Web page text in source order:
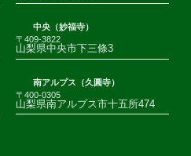
中央（妙福寺）
〒409-3822
山梨県中央市下三條3
南アルプス（久圓寺）
〒400-0305
山梨県南アルプス市十五所474